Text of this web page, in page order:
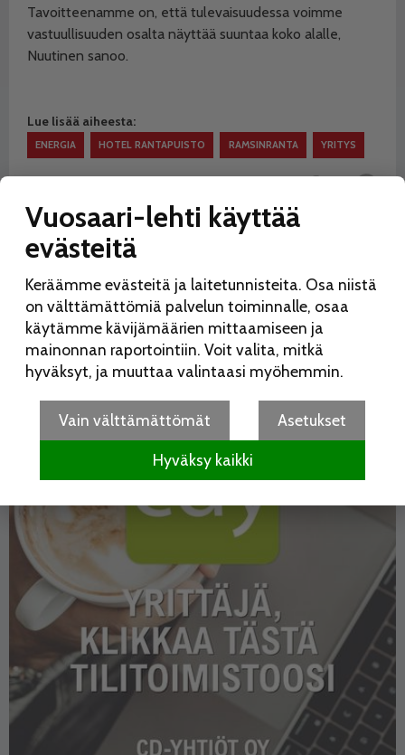
Tavoitteenamme on, että tulevaisuudessa voimme
vastuullisuuden osalta näyttää suuntaa koko alalle,
Nuutinen sanoo.
Lue lisää aiheesta:
ENERGIA HOTEL RANTAPUISTO RAMSINRANTA YRITYS
Vuosaari-lehti käyttää
evästeitä
Keräämme evästeitä ja laitetunnisteita. Osa niistä
on välttämättömiä palvelun toiminnalle, osaa
käytämme kävijämäärien mittaamiseen ja
mainonnan raportointiin. Voit valita, mitkä
hyväksyt, ja muuttaa valintaasi myöhemmin.
Vain välttämättömät Asetukset
Hyväksy kaikki